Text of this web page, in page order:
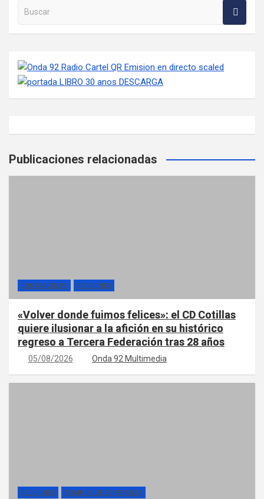
Buscar en la web
Publicaciones relacionadas
CONTRAGOLPE SECCIONES
«Volver donde fuimos felices»: el CD Cotillas
quiere ilusionar a la afición en su histórico
regreso a Tercera Federación tras 28 años
05/08/2026 Onda 92 Multimedia
SECCIONES TIEMPOS DE ESPERANZA